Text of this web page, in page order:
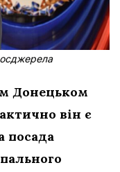
Донецьком
він є
посада